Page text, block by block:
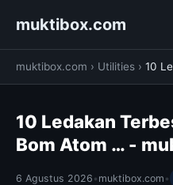
muktibox.com
muktibox.com › Utilities › 10
10 Ledakan
Bom Atom … -
6 Agustus 2026 • muktibox.com •